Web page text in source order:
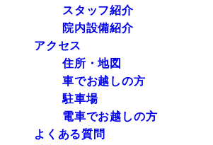
スタッフ紹介
院内設備紹介
アクセス
住所・地図
車でお越しの方
駐車場
電車でお越しの方
よくある質問